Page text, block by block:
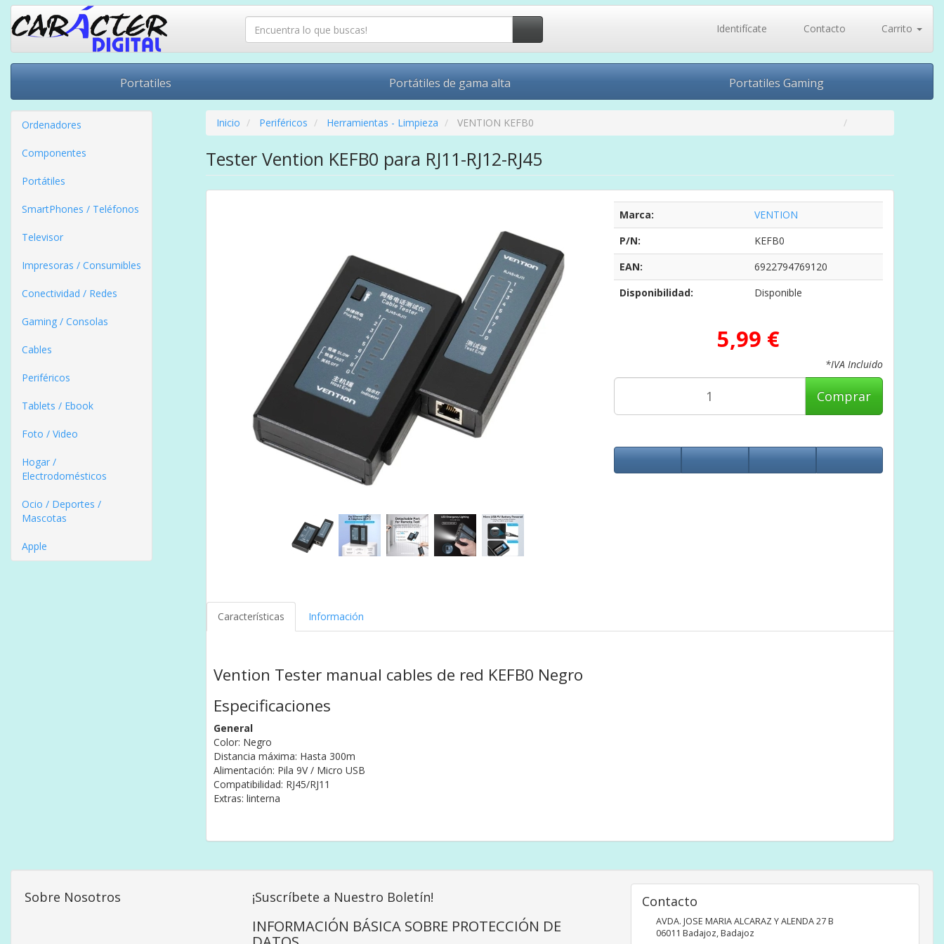
Identifícate Contacto Carrito
Portatiles Portátiles de gama alta Portatiles Gaming
Ordenadores
Componentes
Portátiles
SmartPhones / Teléfonos
Televisor
Impresoras / Consumibles
Conectividad / Redes
Gaming / Consolas
Cables
Periféricos
Tablets / Ebook
Foto / Video
Hogar /
Electrodomésticos
Ocio / Deportes /
Mascotas
Apple
Inicio Periféricos Herramientas - Limpieza VENTION KEFB0
Tester Vention KEFB0 para RJ11-RJ12-RJ45
Marca:
VENTION
P/N:
KEFB0
EAN:
6922794769120
Disponibilidad:
Disponible
5,99 €
*IVA Incluido
Comprar
Características Información
Vention Tester manual cables de red KEFB0 Negro
Especificaciones
General
Color: Negro
Distancia máxima: Hasta 300m
Alimentación: Pila 9V / Micro USB
Compatibilidad: RJ45/RJ11
Extras: linterna
Sobre Nosotros ¡Suscríbete a Nuestro Boletín!
INFORMACIÓN BÁSICA SOBRE PROTECCIÓN DE
Contacto
AVDA. JOSE MARIA ALCARAZ Y ALENDA 27 B
06011 Badajoz,Badajoz